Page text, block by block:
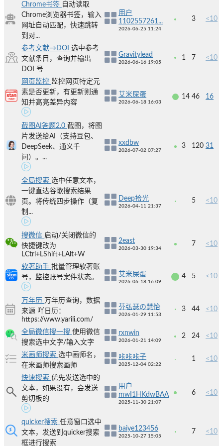
Chrome书签 自动读取
Chrome浏览器书签，输入
网址自动匹配，快速跳转
到对...
用户
1102557261...
2026-06-25 11:24
3 <10
参考文献→DOI 选中参考
文献条目，查询并输出
DOI 号
Gravitylead
2026-06-16 19:05
1 7 <10
网页监控 监控网页特定元
素是否更新，有更新则通
知并高亮差异内容
艾米屎蛋
2026-06-18 16:03
14 46 16
截图AI答题2.0 截图，将图
片发送给AI（支持豆包、
DeepSeek、通义千
问）。...
xxdbw
2026-07-02 07:27
3 120 31
全局搜索 选中任意文本，
一键直达谷歌搜索结果
页。将传统四步操作（复
制...
Deep拾光
2026-04-11 21:37
5 <10
搜微信 启动/关闭微信的
快捷键改为
LCtrl+LShift+LAlt+W
2east
2026-03-30 19:34
7 <10
软著助手 批量管理软著账
号，监控账号案件状态。
艾米屎蛋
2026-06-18 16:09
4 5 <10
万年历 万年历查询，数据
来源 吖日历：
https://www.yarili.com/
芬弘瑟の慧怡
2026-01-29 11:53
3 44 <10
全局微信搜一搜 使用微信
搜索选中文字/输入文字
rxnwin
2026-01-21 14:09
2 24 <10
米画师搜索 选中画师名，
在米画师搜索画师
咔咔咔子
2025-12-04 02:22
1 <10
快速搜索 优先发送选中的
文本，如果没有，会发送
剪切板的
用户
mwI1HKdwBAA
2025-11-30 21:07
6 <10
quicker搜索 任意窗口选中
文本，发送到quicker搜索
框进行搜索
baiye123456
2025-10-27 15:05
7 <10